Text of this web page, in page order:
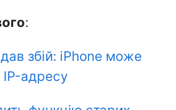
:
збій: iPhone може
адресу